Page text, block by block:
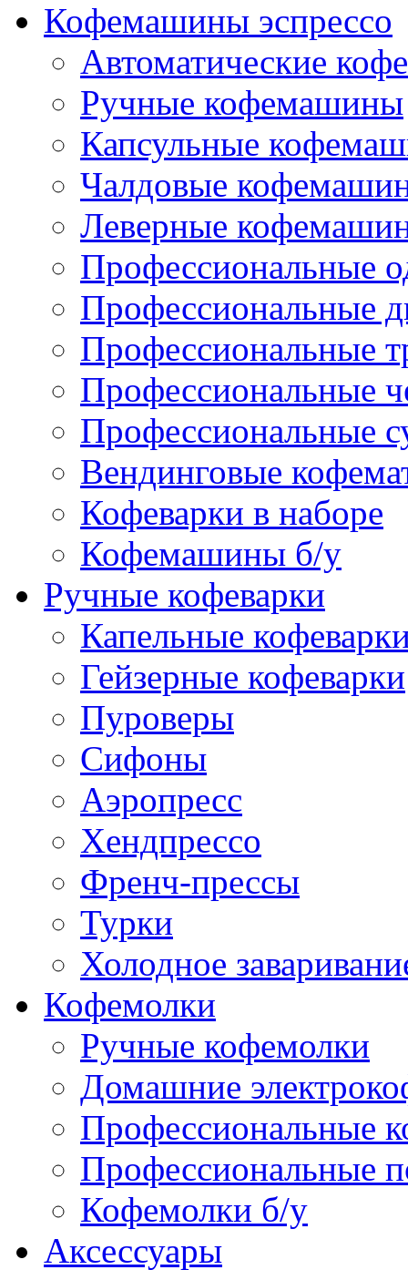
Кофемашины эспрессо
Автоматические
Ручные кофемашины
Капсульные
Чалдовые
Леверные
Профессиональные
Профессиональные
Профессиональные
Профессиональные
Профессиональные
Вендинговые
Кофеварки в наборе
Кофемашины б/у
Ручные кофеварки
Капельные
Гейзерные кофеварки
Пуроверы
Сифоны
Аэропресс
Хендпрессо
Френч-прессы
Турки
Холодное
Кофемолки
Ручные кофемолки
Домашние
Профессиональные
Профессиональные
Кофемолки б/у
Аксессуары